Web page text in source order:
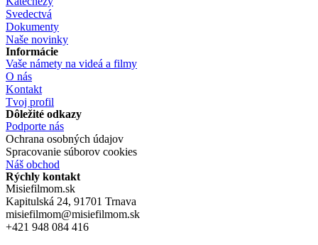
Svedectvá
Dokumenty
Naše novinky
Informácie
Vaše námety na videá a filmy
O nás
Kontakt
Tvoj profil
Dôležité odkazy
Podporte nás
Ochrana osobných údajov
Spracovanie súborov cookies
Náš obchod
Rýchly kontakt
Misiefilmom.sk
Kapitulská 24, 91701 Trnava
misiefilmom@misiefilmom.sk
+421 948 084 416